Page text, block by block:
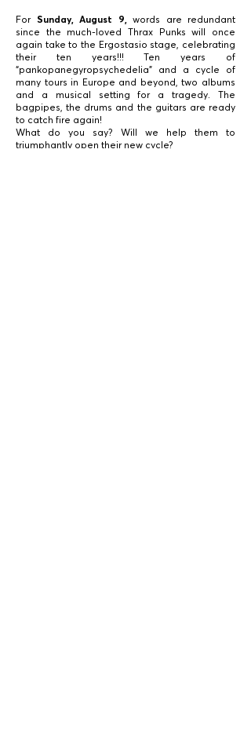
For Sunday, August 9, words are redundant
since the much-loved Thrax Punks will once
again take to the Ergostasio stage, celebrating
their ten years!!! Ten years of
“pankopanegyropsychedelia” and a cycle of
many tours in Europe and beyond, two albums
and a musical setting for a tragedy. The
bagpipes, the drums and the guitars are ready
to catch fire again!
What do you say? Will we help them to
triumphantly open their new cycle?